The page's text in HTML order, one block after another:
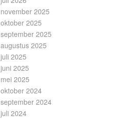
november 2025
oktober 2025
september 2025
augustus 2025
juli 2025
juni 2025
mei 2025
oktober 2024
september 2024
juli 2024